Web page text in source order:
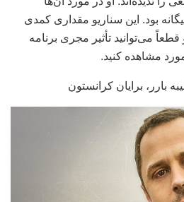
بود. این سناریو مقداری کمدی
می‌توانید تأثیر مجری برنامه
مشاهده کنید.
بارر، برایان کرانستون